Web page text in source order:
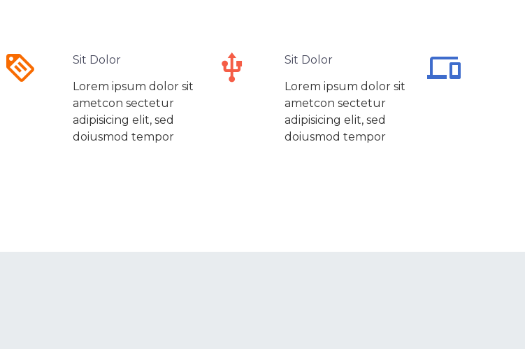


Sit Dolor
Lorem ipsum dolor sit
ametcon sectetur
adipisicing elit, sed
doiusmod tempor


Sit Dolor
Lorem ipsum dolor sit
ametcon sectetur
adipisicing elit, sed
doiusmod tempor

